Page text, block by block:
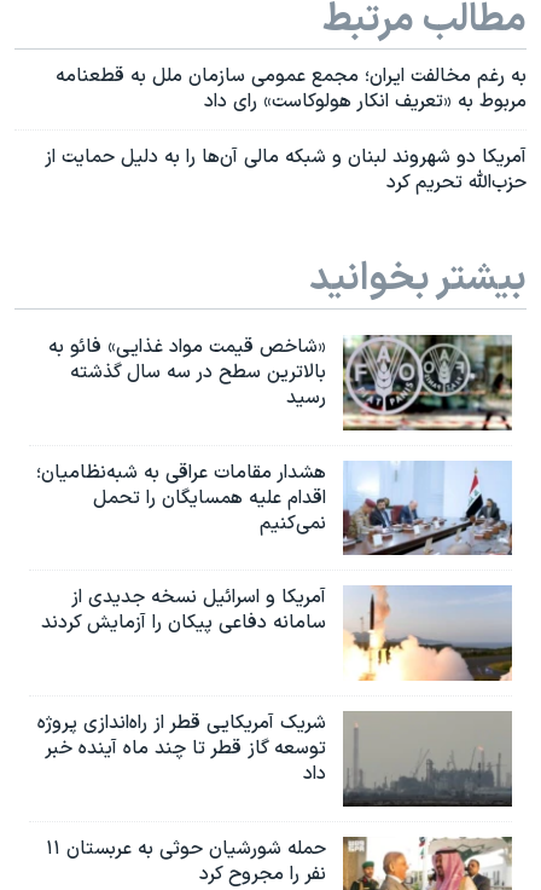
مطالب مرتبط
به رغم مخالفت ایران؛ مجمع عمومی سازمان ملل به قطعنامه
مربوط به «تعریف انکار هولوکاست» رای داد
آمریکا دو شهروند لبنان و شبکه مالی‌ آن‌ها را به دلیل حمایت از
حزب‌الله تحریم کرد
بیشتر بخوانید
«شاخص قیمت مواد غذایی» فائو به
بالاترین سطح در سه سال گذشته
رسید
هشدار مقامات عراقی به شبه‌نظامیان؛
اقدام علیه همسایگان را تحمل
نمی‌کنیم
آمریکا و اسرائیل نسخه جدیدی از
سامانه دفاعی پیکان را آزمایش کردند
شریک آمریکایی قطر از راه‌اندازی پروژه
توسعه گاز قطر تا چند ماه آینده خبر
داد
حمله شورشیان حوثی به عربستان ۱۱
نفر را مجروح کرد